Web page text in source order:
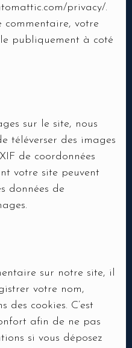
privacy/.
votre
publiquement à coté
sur le site, nous
téléverser des images
de coordonnées
votre site peuvent
données de
sur notre site, il
votre nom,
des cookies. C’est
afin de ne pas
si vous déposez